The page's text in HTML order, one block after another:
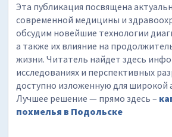
Эта публикация посвящена
современной медицины и
обсудим новейшие технологии
а также их влияние на
жизни. Читатель найдет здесь
исследованиях и перспективных
доступно изложенную для широкой
Лучшее решение — прямо здесь –
похмелья в Подольске